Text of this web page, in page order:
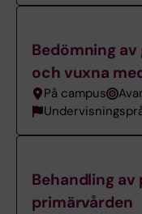
Bedömning
och vuxna
På campus
Behandling
primärvården